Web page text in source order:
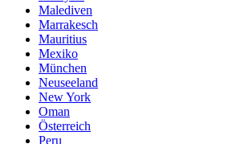
Malediven
Marrakesch
Mauritius
Mexiko
München
Neuseeland
New York
Oman
Österreich
Peru